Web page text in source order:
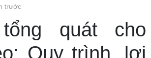
trước
quát cho
Quy trình, lợi